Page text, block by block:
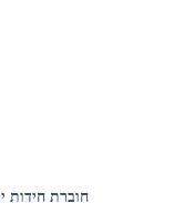
חוברת חידות